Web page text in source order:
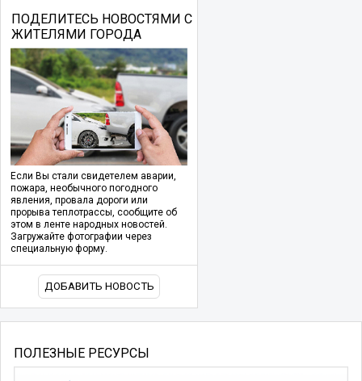
ПОДЕЛИТЕСЬ НОВОСТЯМИ С
ЖИТЕЛЯМИ ГОРОДА
Если Вы стали свидетелем аварии,
пожара, необычного погодного
явления, провала дороги или
прорыва теплотрассы, сообщите об
этом в ленте народных новостей.
Загружайте фотографии через
специальную форму.
ДОБАВИТЬ НОВОСТЬ
ПОЛЕЗНЫЕ РЕСУРСЫ